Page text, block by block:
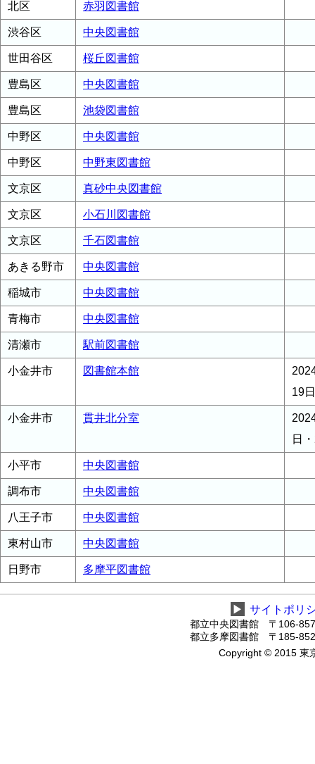
北区 赤羽図書館
渋谷区 中央図書館
世田谷区 桜丘図書館
豊島区 中央図書館
豊島区 池袋図書館
中野区 中央図書館
中野区 中野東図書館
文京区 真砂中央図書館
文京区 小石川図書館
文京区 千石図書館
あきる野市 中央図書館
稲城市 中央図書館
青梅市 中央図書館
清瀬市 駅前図書館
小金井市 図書館本館
19
小金井市 貫井北分室
日
小平市 中央図書館
調布市 中央図書館
八王子市 中央図書館
東村山市 中央図書館
日野市 多摩平図書館
▶ サイトポリ
都立中央図書館 〒106-
都立多摩図書館 〒185-
Copyright © 2015 東